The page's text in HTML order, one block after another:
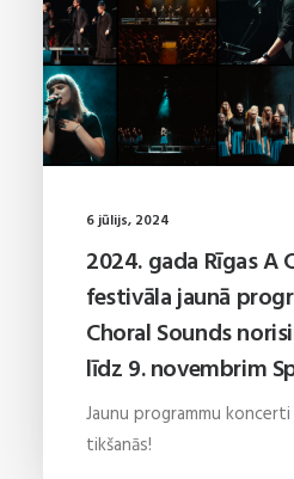
6 jūlijs, 2024
2024. gada Rīgas A
festivāla jaunā
Choral Sounds
līdz 9. novembrim
Jaunu programmu
tikšanās!